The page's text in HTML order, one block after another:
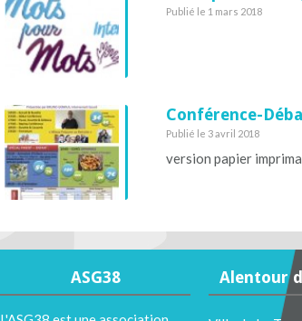
Publié le 1 mars 2018
Conférence-
Publié le 3 avril 2018
version papier
ASG38 Alentour